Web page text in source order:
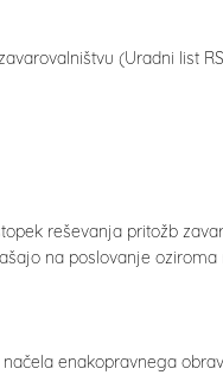
(Uradni list
reševanja pritožb
na poslovanje
enakopravnega